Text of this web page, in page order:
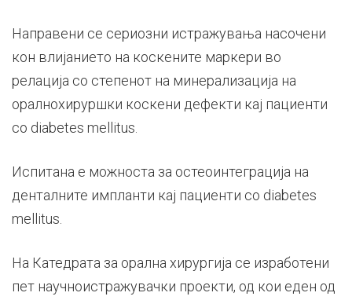
Направени се сериозни истражувања насочени
кон влијанието на коскените маркери во
релација со степенот на минерализација на
оралнохируршки коскени дефекти кај пациенти
со diabetes mellitus.
Испитана е можноста за остеоинтеграција на
денталните импланти кај пациенти со diabetes
mellitus.
На Катедрата за орална хирургија се изработени
пет научноистражувачки проекти, од кои еден од